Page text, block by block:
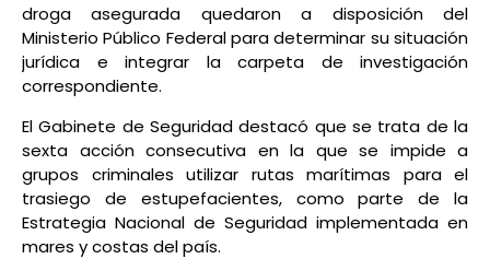
droga asegurada quedaron a disposición del
Ministerio Público Federal para determinar su situación
jurídica e integrar la carpeta de investigación
correspondiente.
El Gabinete de Seguridad destacó que se trata de la
sexta acción consecutiva en la que se impide a
grupos criminales utilizar rutas marítimas para el
trasiego de estupefacientes, como parte de la
Estrategia Nacional de Seguridad implementada en
mares y costas del país.